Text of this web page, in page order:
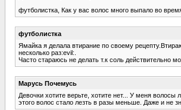
футболистка, Как у вас волос много выпало во
футболистка
Ямайка я делала втирание по своему
несколько раз:evil:.
Часто стараюсь не делать т.к соль действительно
Марусь Почемусь
Девочки хотите верьте, хотите нет... У меня
этого волос стало лезть в разы меньше. Даже и не